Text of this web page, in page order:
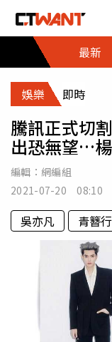
最新
娛樂 即時
騰訊正式切
出恐無望…
編輯： 網編組
2021-07-20 08:10
吳亦凡 青簪行